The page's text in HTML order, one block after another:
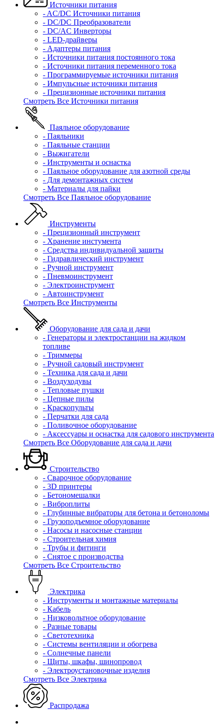
Источники питания
- AC/DC Источники питания
- DC/DC Преобразователи
- DC/AC Инверторы
- LED-драйверы
- Адаптеры питания
- Источники питания постоянного тока
- Источники питания переменного тока
- Программируемые источники питания
- Импульсные источники питания
- Прецизионные источники питания
Смотреть Все Источники питания
Паяльное оборудование
- Паяльники
- Паяльные станции
- Выжигатели
- Инструменты и оснастка
- Паяльное оборудование для азотной среды
- Для демонтажных систем
- Материалы для пайки
Смотреть Все Паяльное оборудование
Инструменты
- Прецизионный инструмент
- Хранение инстумента
- Средства индивидуальной защиты
- Гидравлический инструмент
- Ручной инструмент
- Пневмоинструмент
- Электроинструмент
- Автоинструмент
Смотреть Все Инструменты
Оборудование для сада и дачи
- Генераторы и электростанции на жидком
топливе
- Триммеры
- Ручной садовый инструмент
- Техника для сада и дачи
- Воздуходувы
- Тепловые пушки
- Цепные пилы
- Краскопульты
- Перчатки для сада
- Поливочное оборудование
- Аксессуары и оснастка для садового инструмента
Смотреть Все Оборудование для сада и дачи
Строительство
- Сварочное оборудование
- 3D принтеры
- Бетономешалки
- Виброплиты
- Глубинные вибраторы для бетона и бетоноломы
- Грузоподъемное оборудование
- Насосы и насосные станции
- Строительная химия
- Трубы и фитинги
- Снятое с производства
Смотреть Все Строительство
Электрика
- Инструменты и монтажные материалы
- Кабель
- Низковольтное оборудование
- Разные товары
- Светотехника
- Системы вентиляции и обогрева
- Солнечные панели
- Щиты, шкафы, шинопровод
- Электроустановочные изделия
Смотреть Все Электрика
Распродажа